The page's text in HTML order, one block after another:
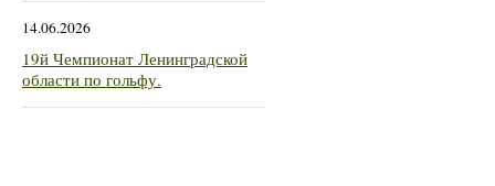
14.06.2026
19й Чемпионат Ленинградской
области по гольфу.